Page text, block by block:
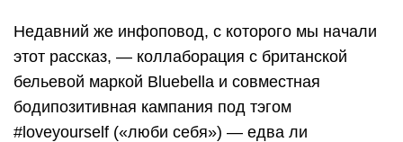
Недавний же инфоповод, с которого мы начали
этот рассказ, — коллаборация с британской
бельевой маркой Bluebella и совместная
бодипозитивная кампания под тэгом
#loveyourself («люби себя») — едва ли